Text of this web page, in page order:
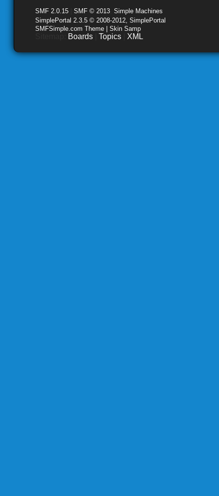
SMF 2.0.15 SMF © 2013 Simple Machines
SimplePortal 2.3.5 © 2008-2012, SimplePortal
SMFSimple.com Theme | Skin Samp
Boards Topics XML